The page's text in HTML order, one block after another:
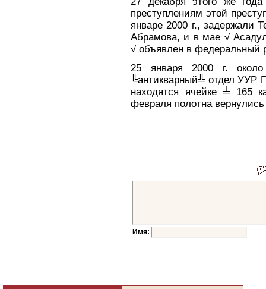
преступлениям этой
январе 2000 г., задержали
Абрамова, и в мае √
√ объявлен в федеральный
25 января 2000 г.
╚антикварный╩ отдел УУР
находятся ячейке ╧ 165
февраля полотна
Имя: